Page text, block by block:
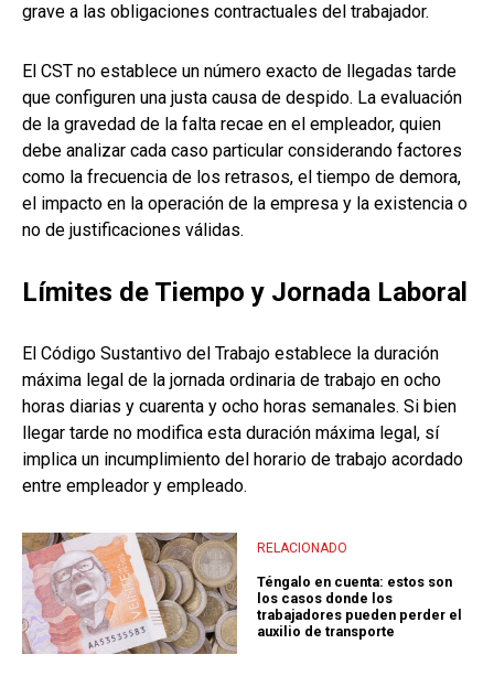
grave a las obligaciones contractuales del trabajador.
El CST no establece un número exacto de llegadas tarde
que configuren una justa causa de despido. La evaluación
de la gravedad de la falta recae en el empleador, quien
debe analizar cada caso particular considerando factores
como la frecuencia de los retrasos, el tiempo de demora,
el impacto en la operación de la empresa y la existencia o
no de justificaciones válidas.
Límites de Tiempo y Jornada Laboral
El Código Sustantivo del Trabajo establece la duración
máxima legal de la jornada ordinaria de trabajo en ocho
horas diarias y cuarenta y ocho horas semanales. Si bien
llegar tarde no modifica esta duración máxima legal, sí
implica un incumplimiento del horario de trabajo acordado
entre empleador y empleado.
RELACIONADO
Téngalo en cuenta: estos son
los casos donde los
trabajadores pueden perder el
auxilio de transporte